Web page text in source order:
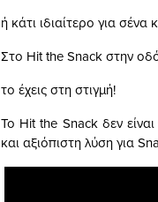
ή κάτι ιδιαίτερο για
Στο Hit the Snack στην
το έχεις στη στιγμή!
Το Hit the Snack δεν
και αξιόπιστη λύση για